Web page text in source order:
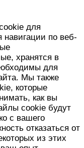
для
по веб-
хранятся в
для
Мы также
которые
как вы
cookie будут
с вашего
отказаться от
из этих